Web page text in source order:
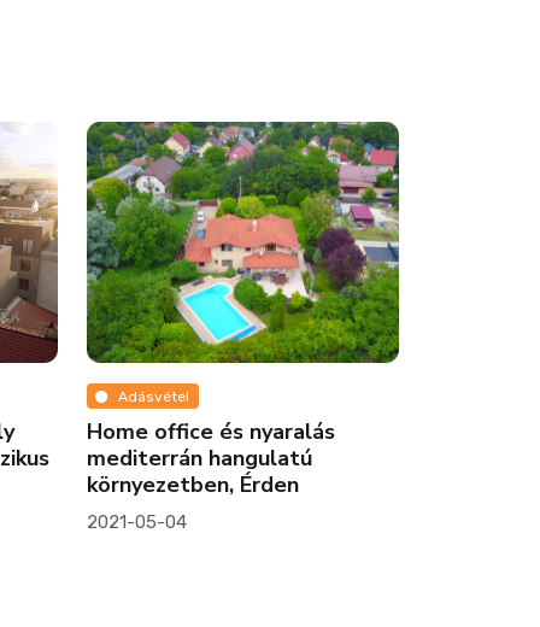
Adásvétel
Home office és nyaralás
mediterrán hangulatú
környezetben, Érden
2021-05-04